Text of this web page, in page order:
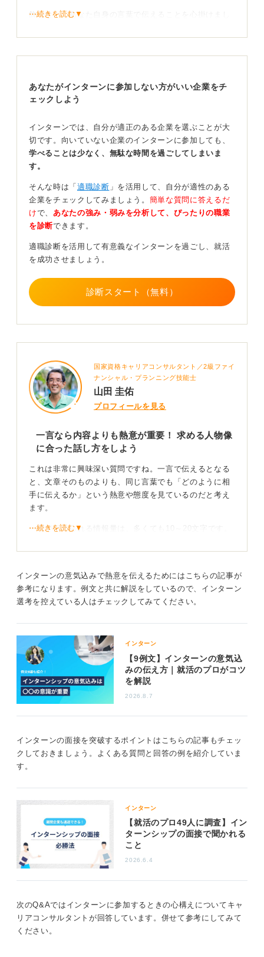
飾らない、あなた自身の言葉で伝えることを心掛けまし
成長意欲と関心度の高さをアピール！ 本選考を過剰
また、企業は「学生がなぜそのインターンを選んだの
ピールすることができるのです。
「貴社の〇〇の取り組みが、私の大切にしている○○に近
く共感をしました。そこで、具体的にどのような業務内
ように、簡潔かつ具体的に伝えるのがポイントです。
「事業内容を深く理解したい」「企業の雰囲気を知りた
い」といったインターン先への関心を示す内容でも問題
「今後の就職活動に役立てたい」「就職活動に向けてビ
を伝える内容でも良いです。本選考までの期間は残され
ているため、難しく考えず素直な意気込みを伝えてみま
0
⋯続きを読む▼
あなたがインターンに参加しない方がいい企業をチ
ェックしよう
インターンでは、自分が適正のある企業を選ぶことが大
切です。向いていない企業のインターンに参加しても、
学べることは少なく、無駄な時間を過ごしてしまいま
す。
そんな時は「 適職診断 」を活用して、自分が適性のある
企業をチェックしてみましょう。 簡単な質問に答えるだ
けで、 あなたの強み・弱みを分析して、ぴったりの職業
を診断できます。
適職診断を活用して有意義なインターンを過ごし、就活
を成功させましょう。
診断スタート（無料）
国家資格キャリアコンサルタント／2級ファイ
ナンシャル・プランニング技能士
山田 圭佑
プロフィールを見る
一言なら内容よりも熱意が重要！ 求める人物像
に合った話し方をしよう
これは非常に興味深い質問ですね。一言で伝えるとなる
と、文章そのものよりも、同じ言葉でも「どのように相
手に伝えるか」という熱意や態度を見ているのだと考え
ます。
一言で伝えられる情報量は、多くても10～20文字です。
や内容に技巧を凝らすよりも、むしろ企業が求める人物
具体的には、言葉の伝え方が重要です。言葉の抑揚や発
声の仕方、もちろん表情や姿勢なども含めて、総合的に
言えます。
自分らしさが伝わるような興味を持たせる一言を選
ぼう
いなどを意識してみてください。
に、あえて一言で終わらせるという高等テクニックがあ
ります。
ただ、かなり高等テクニックではあるので、積極的なお
すすめはできません。面接であれ、ESであれ、入社への
意欲を全面に出し、自分らしさが伝わるエピソードを準
備して選考に臨んでくださいね。
0
⋯続きを読む▼
インターンの意気込みで熱意を伝えるためにはこちらの記事が
参考になります。例文と共に解説をしているので、インターン
選考を控えている人はチェックしてみてください。
インターン
【9例文】インターンの意気込
みの伝え方｜就活のプロがコツ
を解説
2026.8.7
インターンの面接を突破するポイントはこちらの記事もチェッ
クしておきましょう。よくある質問と回答の例を紹介していま
す。
インターン
【就活のプロ49人に調査】イン
ターンシップの面接で聞かれる
こと
2026.6.4
次のQ&Aではインターンに参加するときの心構えについてキャ
リアコンサルタントが回答しています。併せて参考にしてみて
ください。